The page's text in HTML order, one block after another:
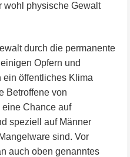
wohl physische Gewalt
durch die permanente
Opfern und
ein öffentliches Klima
Betroffene von
Chance auf
speziell auf Männer
sind. Vor
auch oben genanntes